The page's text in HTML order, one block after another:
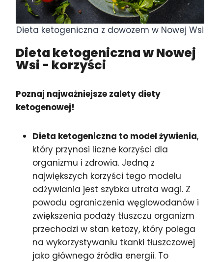
Dieta ketogeniczna z dowozem w Nowej Wsi
Dieta ketogeniczna w Nowej
Wsi - korzyści
Poznaj najważniejsze zalety diety
ketogenowej!
Dieta ketogeniczna to model żywienia,
który przynosi liczne korzyści dla
organizmu i zdrowia. Jedną z
największych korzyści tego modelu
odżywiania jest szybka utrata wagi. Z
powodu ograniczenia węglowodanów i
zwiększenia podaży tłuszczu organizm
przechodzi w stan ketozy, który polega
na wykorzystywaniu tkanki tłuszczowej
jako głównego źródła energii. To